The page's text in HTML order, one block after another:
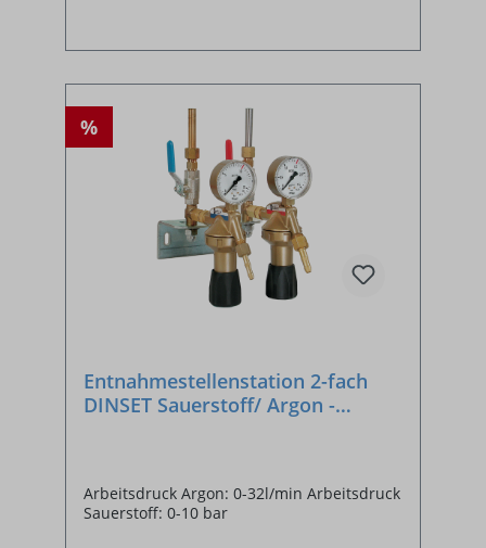
%
Entnahmestellenstation 2-fach
DINSET Sauerstoff/ Argon -
Arbeitsdruck Argon: 0-32l/min Arbeitsdruck
Sauerstoff: 0-10 bar